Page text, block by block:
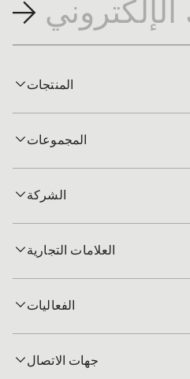
المنتجات
المجموعات
الشركة
العلامات التجارية
الفعاليات
جهات الاتصال